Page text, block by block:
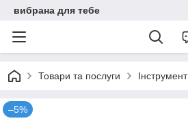
вибрана для тебе
Товари та послуги Інструмент
–5%